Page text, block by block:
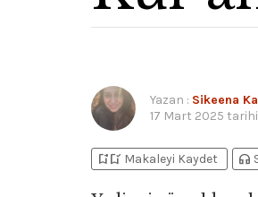
Yazan : Sikeena
17 Mart 2025
bookmark_addbookmark_added Makaleyi Kaydet headphones